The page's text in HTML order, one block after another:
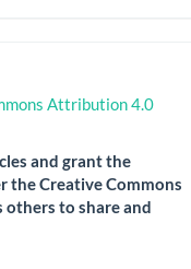
Attribution 4.0
and grant the
the Creative Commons
to share and